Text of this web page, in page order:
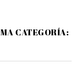
CATEGORÍA: